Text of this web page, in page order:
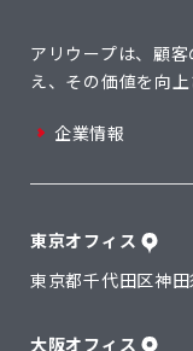
アリウープは、顧
え、 その価値を向
企業情報
東京オフィス
東京都千代田区神
大阪オフィス